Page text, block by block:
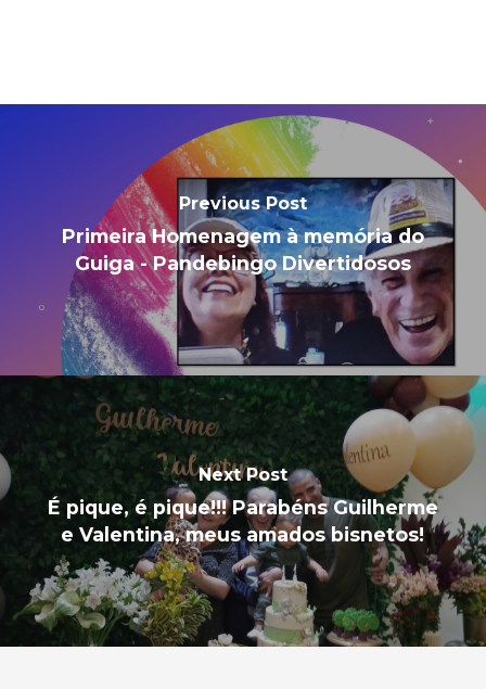
Previous Post
Primeira Homenagem à memória do
Guiga - Pandebingo Divertidosos
Next Post
É pique, é pique!!! Parabéns Guilherme
e Valentina, meus amados bisnetos!